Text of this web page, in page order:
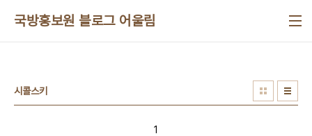
국방홍보원 블로그 어울림
시콜스키
1